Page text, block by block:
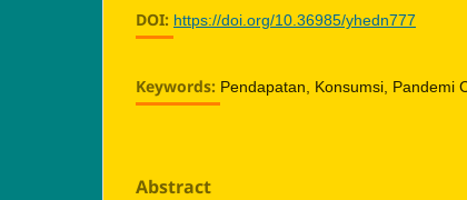
DOI: https://doi.org/10.36985/yhedn777
Keywords: Pendapatan, Konsumsi, Pandemi
Abstract